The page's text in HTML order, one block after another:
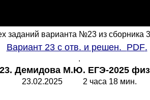
заданий варианта №23 из сборника
Вариант 23 с отв. и решен. PDF.
.
Демидова М.Ю. ЕГЭ-2025
23.02.2025 2 часа 18 мин.